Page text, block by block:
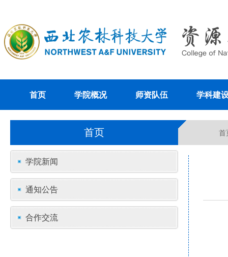
首页 学院概况 师资队伍 学科建
首页 首
学院新闻
通知公告
合作交流